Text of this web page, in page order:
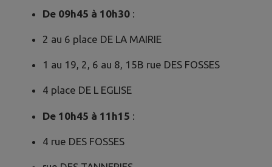
De 09h45 à 10h30 :
2 au 6 place DE LA MAIRIE
1 au 19, 2, 6 au 8, 15B rue DES FOSSES
4 place DE L EGLISE
De 10h45 à 11h15 :
4 rue DES FOSSES